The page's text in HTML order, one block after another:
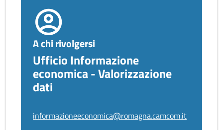
A chi rivolgersi
Ufficio Informazione
economica - Valorizzazione
dati
informazioneeconomica@romagna.camcom.it